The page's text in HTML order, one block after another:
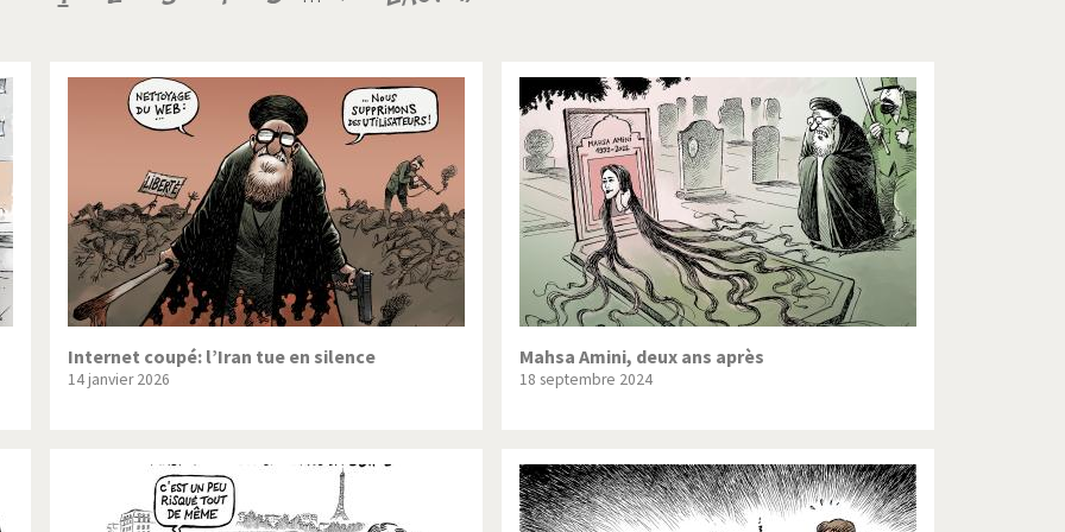
arabe à l'hiver Election présidentielle US Guerre en Syrie
Palestine L'Amérique et les armes L'Iran tremble
du Nord: guerre ou paix? La finance et ses crises La France en marche
UDC Le Best-Of Le boson de Higgs
Bush Les années Obama Les inégalités croissent
suisse en Libye Pakistan incertain Pascal Couchepin
Trump II Un monde de foot
Internet coupé: l’Iran tue en silence
14 janvier 2026
Mahsa Amini, deux ans après
18 septembre 2024